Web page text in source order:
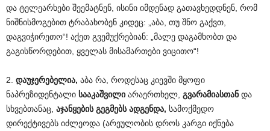
და ტელეარხები შეემატნენ, ისინი იმდენად გათავხედდნენ, რომ
ნიშნისმოგებით ტრაბახობენ კიდეც: „აბა, თუ შნო გაქვთ,
დაგვიჭირეთო“! აქეთ გვემუქრებიან: „მალე დაგამხობთ და
გაგისწორდებით, ყველას მისამართები ვიცითო“!
2. დაუჯერებელია, აბა რა, როდესაც კიევში მყოფი
ნაპრეზიდენტალი სააკაშვილი არაერთხელ, გვარამიასთანდა
სხვებთანაც, აჯანყების გეგმებს ადგენდა, სამოქმედო
დირექტივებს იძლეოდა (არეულობის დროს კარგი იქნება